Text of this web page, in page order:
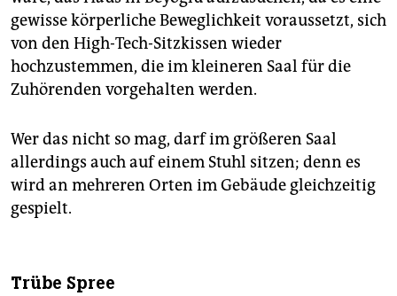
gewisse körperliche Beweglichkeit voraussetzt, sich
von den High-Tech-Sitzkissen wieder
hochzustemmen, die im kleineren Saal für die
Zuhörenden vorgehalten werden.
Wer das nicht so mag, darf im größeren Saal
allerdings auch auf einem Stuhl sitzen; denn es
wird an mehreren Orten im Gebäude gleichzeitig
gespielt.
Trübe Spree